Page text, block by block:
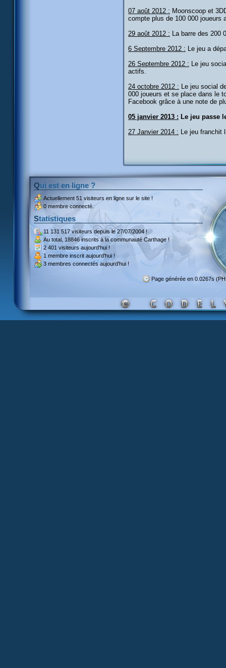
07 août 2012 : Moonscoop et
compte plus de 100 000 joueurs
29 août 2012 : La barre des 200
6 Septembre 2012 : Le jeu a
26 Septembre 2012 : Le jeu
actifs.
24 octobre 2012 : Le jeu social
000 joueurs et se place dans le
Facebook grâce à une note de
05 janvier 2013 : Le jeu passe
27 Janvier 2014 : Le jeu franchit
Qui est en ligne ?
Actuellement 51 visiteurs en ligne sur le site !
0 membre connecté.
Statistiques
11 131 517 visiteursdepuis le 27/07/2004 !
Au total, 18846 inscritsà la communauté Carthage !
2 401 visiteurs aujourd'hui !
1 membre inscrit aujourd'hui !
3 membres connectés aujourd'hui !
Page générée en 0.0267s